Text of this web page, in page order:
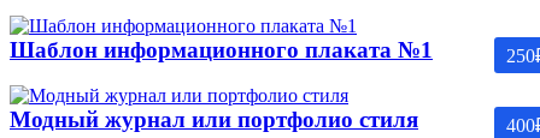
250
Шаблон информационного плаката №1
400
Модный журнал или портфолио стиля